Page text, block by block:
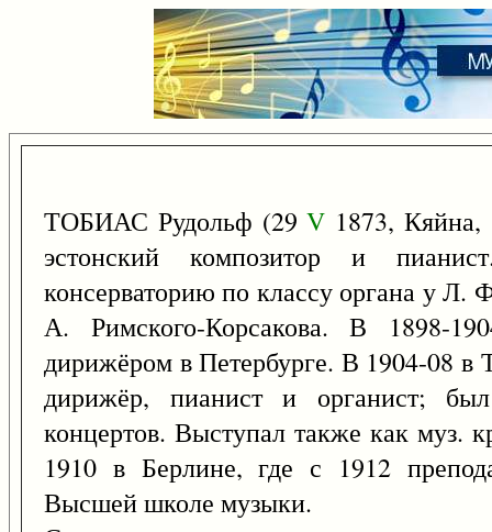
ТОБИАС Рудольф (29V 1873,
эстонский композитор и
консерваторию по классу органа у
А. Римского-Корсакова. В 1898-
дирижёром в Петербурге. В 1904-08 в
дирижёр, пианист и органист; был
концертов. Выступал также как муз.
1910 в Берлине, где с 1912
Высшей школе музыки.